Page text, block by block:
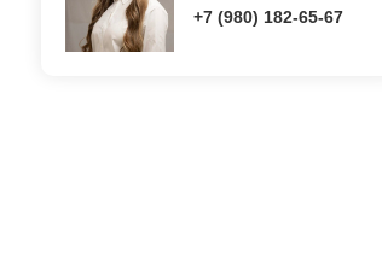
+7 (980) 182-65-67